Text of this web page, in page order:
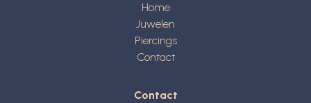
Home
Juwelen
Piercings
Contact
Contact